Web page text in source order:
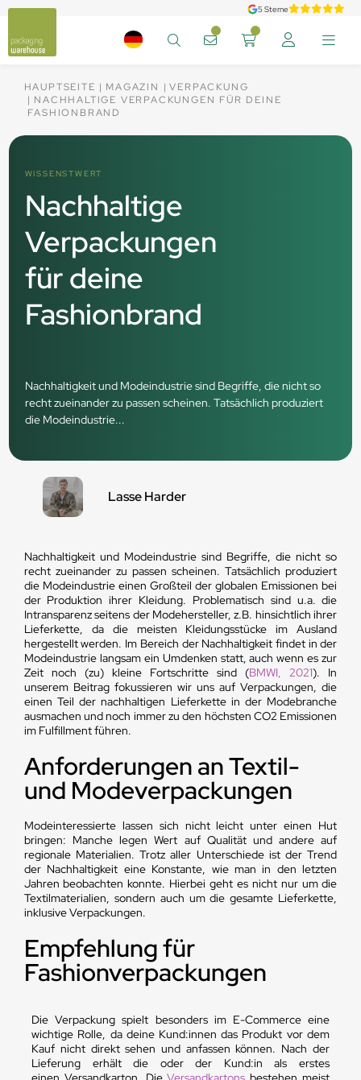
5 Sterne
HAUPTSEITE MAGAZIN
VERPACKUNG
NACHHALTIGE VERPACKUNGEN FÜR DEINE
FASHIONBRAND
WISSENSTWERT
Nachhaltige
Verpackungen
für deine
Fashionbrand
Nachhaltigkeit und Modeindustrie sind Begriffe, die nicht so
recht zueinander zu passen scheinen. Tatsächlich produziert
die Modeindustrie...
Nachhaltigkeit und Modeindustrie sind Begriffe, die nicht so
recht zueinander zu passen scheinen. Tatsächlich produziert
die Modeindustrie einen Großteil der globalen Emissionen bei
der Produktion ihrer Kleidung. Problematisch sind u.a. die
Intransparenz seitens der Modehersteller, z.B. hinsichtlich ihrer
Lieferkette, da die meisten Kleidungsstücke im Ausland
hergestellt werden. Im Bereich der Nachhaltigkeit findet in der
Modeindustrie langsam ein Umdenken statt, auch wenn es zur
Zeit noch (zu) kleine Fortschritte sind (BMWI, 2021). In
unserem Beitrag fokussieren wir uns auf Verpackungen, die
einen Teil der nachhaltigen Lieferkette in der Modebranche
ausmachen und noch immer zu den höchsten CO2 Emissionen
im Fulfillment führen.
Anforderungen an Textil-
und Modeverpackungen
Modeinteressierte lassen sich nicht leicht unter einen Hut
bringen: Manche legen Wert auf Qualität und andere auf
regionale Materialien. Trotz aller Unterschiede ist der Trend
der Nachhaltigkeit eine Konstante, wie man in den letzten
Jahren beobachten konnte. Hierbei geht es nicht nur um die
Textilmaterialien, sondern auch um die gesamte Lieferkette,
inklusive Verpackungen.
Empfehlung für
Fashionverpackungen
Die Verpackung spielt besonders im E-Commerce eine
wichtige Rolle, da deine Kund:innen das Produkt vor dem
Kauf nicht direkt sehen und anfassen können. Nach der
Lieferung erhält die oder der Kund:in als erstes
Lasse Harder